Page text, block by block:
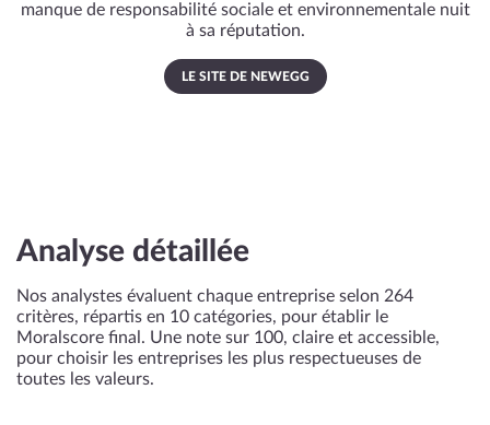
manque de responsabilité sociale et environnementale nuit
à sa réputation.
LE SITE DE NEWEGG
Analyse détaillée
Nos analystes évaluent chaque entreprise selon 264
critères, répartis en 10 catégories, pour établir le
Moralscore final. Une note sur 100, claire et accessible,
pour choisir les entreprises les plus respectueuses de
toutes les valeurs.